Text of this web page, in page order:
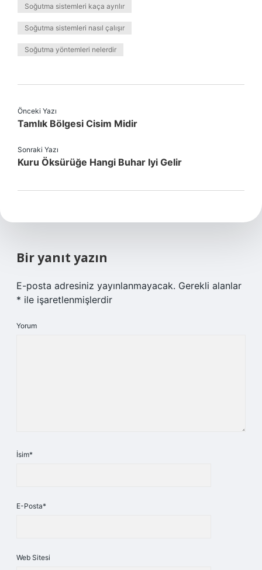
Soğutma sistemleri kaça ayrılır
Soğutma sistemleri nasıl çalışır
Soğutma yöntemleri nelerdir
Önceki Yazı
Tamlık Bölgesi Cisim Midir
Sonraki Yazı
Kuru Öksürüğe Hangi Buhar Iyi Gelir
Bir yanıt yazın
E-posta adresiniz yayınlanmayacak. Gerekli alanlar
* ile işaretlenmişlerdir
Yorum
İsim*
E-Posta*
Web Sitesi